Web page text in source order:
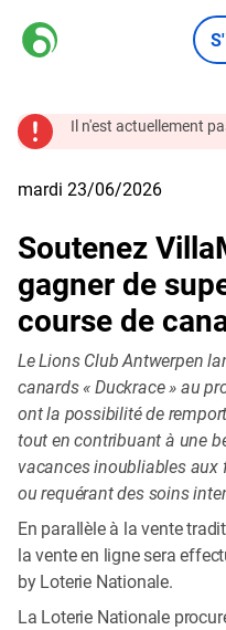
Il n'est actuellement
mardi 23/06/2026
Soutenez
gagner de
course de
Le Lions Club Antwerpen
canards « Duckrace » au
ont la possibilité de
tout en contribuant à une
vacances inoubliables
ou requérant des soins
En parallèle à la vente
la vente en ligne sera
by Loterie Nationale.
La Loterie Nationale